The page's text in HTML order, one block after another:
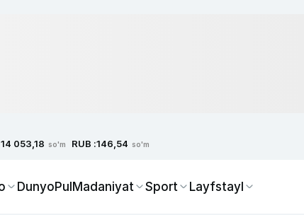
14 053,18 so'm RUB :146,54 so'm
DunyoPulMadaniyat Sport Layfstayl